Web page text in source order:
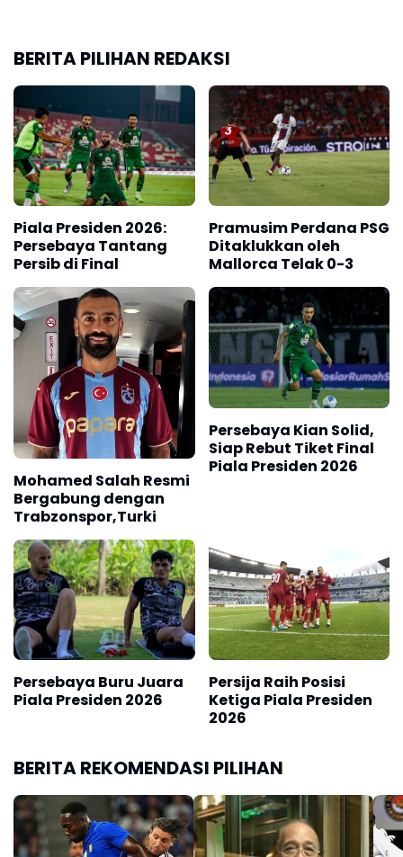
BERITA PILIHAN REDAKSI
Piala Presiden 2026:
Persebaya Tantang
Persib di Final
Pramusim Perdana PSG
Ditaklukkan oleh
Mallorca Telak 0-3
Mohamed Salah Resmi
Bergabung dengan
Trabzonspor,Turki
Persebaya Kian Solid,
Siap Rebut Tiket Final
Piala Presiden 2026
Persebaya Buru Juara
Piala Presiden 2026
Persija Raih Posisi
Ketiga Piala Presiden
2026
BERITA REKOMENDASI PILIHAN